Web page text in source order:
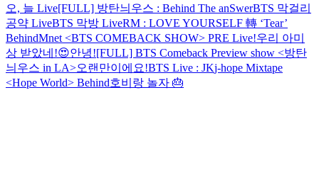
오, 늘 Live[FULL] 방탄늬우스 : Behind The anSwerBTS 막걸리
공약 LiveBTS 막방 LiveRM : LOVE YOURSELF 轉 ‘Tear’
BehindMnet <BTS COMEBACK SHOW> PRE Live!우리 아미
상 받았네!😍안녕![FULL] BTS Comeback Preview show <방탄
늬우스 in LA>오랜만이에요!BTS Live : JKj-hope Mixtape
<Hope World> Behind호비랑 놀자 🎂